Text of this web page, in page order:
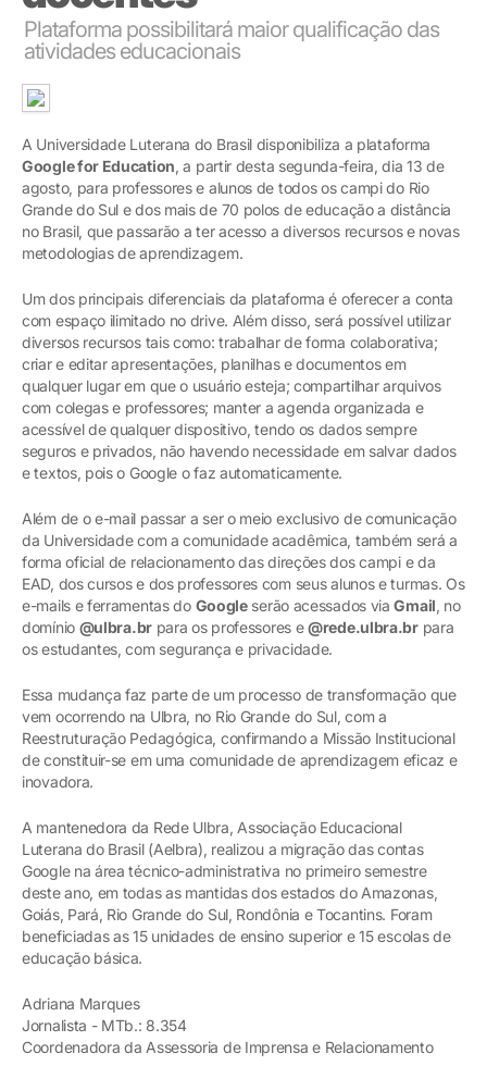
Plataforma possibilitará maior qualificação das
atividades educacionais
A Universidade Luterana do Brasil disponibiliza a plataforma
Google for Education, a partir desta segunda-feira, dia 13 de
agosto, para professores e alunos de todos os campi do Rio
Grande do Sul e dos mais de 70 polos de educação a distância
no Brasil, que passarão a ter acesso a diversos recursos e novas
metodologias de aprendizagem.
Um dos principais diferenciais da plataforma é oferecer a conta
com espaço ilimitado no drive. Além disso, será possível utilizar
diversos recursos tais como: trabalhar de forma colaborativa;
criar e editar apresentações, planilhas e documentos em
qualquer lugar em que o usuário esteja; compartilhar arquivos
com colegas e professores; manter a agenda organizada e
acessível de qualquer dispositivo, tendo os dados sempre
seguros e privados, não havendo necessidade em salvar dados
e textos, pois o Google o faz automaticamente.
Além de o e-mail passar a ser o meio exclusivo de comunicação
da Universidade com a comunidade acadêmica, também será a
forma oficial de relacionamento das direções dos campi e da
EAD, dos cursos e dos professores com seus alunos e turmas. Os
e-mails e ferramentas do Googleserão acessados viaGmail, no
domínio @ulbra.brpara os professores e@rede.ulbra.brpara
os estudantes, com segurança e privacidade.
Essa mudança faz parte de um processo de transformação que
vem ocorrendo na Ulbra, no Rio Grande do Sul, com a
Reestruturação Pedagógica, confirmando a Missão Institucional
de constituir-se em uma comunidade de aprendizagem eficaz e
inovadora.
A mantenedora da Rede Ulbra, Associação Educacional
Luterana do Brasil (Aelbra), realizou a migração das contas
Google na área técnico-administrativa no primeiro semestre
deste ano, em todas as mantidas dos estados do Amazonas,
Goiás, Pará, Rio Grande do Sul, Rondônia e Tocantins. Foram
beneficiadas as 15 unidades de ensino superior e 15 escolas de
educação básica.
Adriana Marques
Jornalista - MTb.: 8.354
Coordenadora da Assessoria de Imprensa e Relacionamento